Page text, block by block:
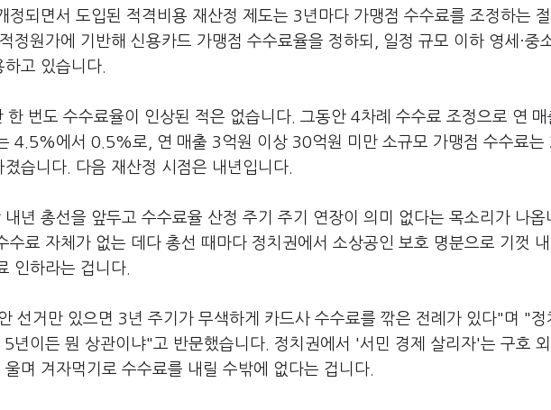
되면서 도입된 적격비용 재산정 제도는 3년마다 가맹점 수수료를 조정하는
정원가에 기반해 신용카드 가맹점 수수료율을 정하되, 일정 규모 이하 영세·중
고 있습니다.
번도 수수료율이 인상된 적은 없습니다. 그동안 4차례 수수료 조정으로 연
4.5%에서 0.5%로, 연 매출 3억원 이상 30억원 미만 소규모 가맹점 수수료
습니다. 다음 재산정 시점은 내년입니다.
년 총선을 앞두고 수수료율 산정 주기 주기 연장이 의미 없다는 목소리가 나옵
수료 자체가 없는 데다 총선 때마다 정치권에서 소상공인 보호 명분으로 기껏
인하라는 겁니다.
선거만 있으면 3년 주기가 무색하게 카드사 수수료를 깎은 전례가 있다"며 "정
년이든 뭔 상관이냐"고 반문했습니다. 정치권에서 '서민 경제 살리자'는 구호
며 겨자먹기로 수수료를 내릴 수밖에 없다는 겁니다.